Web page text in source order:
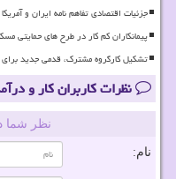
جزئیات اقتصادی تفاهم نامه ایران و
پیمانکاران کم کار در طرح های حمایتی
تشکیل کارگروه مشترک، قدمی جدید
نظرات کاربران کار و
نظر شما
نام: